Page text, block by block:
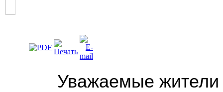
Уважаемые жители